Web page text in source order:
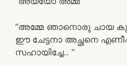
“അമ്മേ ഞാനൊരു ചായ
ഈ ചേട്ടനാ അച്ഛനെ
സഹായിച്ചേ.. “